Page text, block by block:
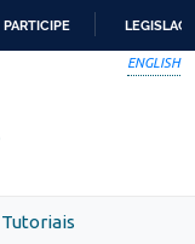
PARTICIPE
ENGLISH
Tutoriais